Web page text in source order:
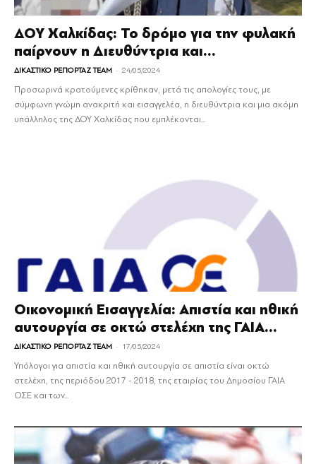
ΔΟΥ Χαλκίδας: Το δρόμο για την φυλακή
παίρνουν η Διευθύντρια και...
ΔΙΚΑΣΤΙΚΟ ΡΕΠΟΡΤΑΖ TEAM - 24/05/2024
Προσωρινά κρατούμενες κρίθηκαν, μετά τις απολογίες τους, με
σύμφωνη γνώμη ανακριτή και εισαγγελέα, η διευθύντρια και μια ακόμη
υπάλληλος της ΔΟΥ Χαλκίδας που εμπλέκονται...
Οικονομική Εισαγγελία: Απιστία και ηθική
αυτουργία σε οκτώ στελέχη της ΓΑΙΑ...
ΔΙΚΑΣΤΙΚΟ ΡΕΠΟΡΤΑΖ TEAM - 17/05/2024
Υπόλογοι για απιστία και ηθική αυτουργία σε απιστία είναι οκτώ
στελέχη, της περιόδου 2017 - 2018, της εταιρίας του Δημοσίου ΓΑΙΑ
ΟΣΕ και των...